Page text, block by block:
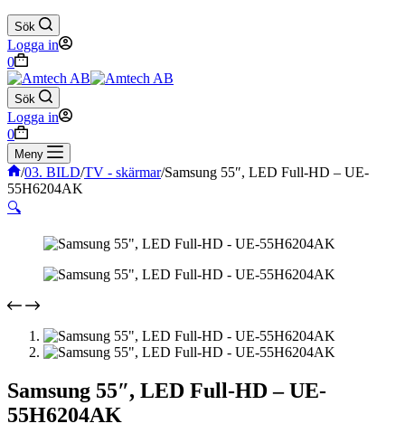
Sök
Logga in
Varukorg
0
Sök
Logga in
Varukorg
0
Meny
Hem
/03. BILD/TV - skärmar/Samsung 55″, LED Full-HD – UE-
55H6204AK
🔍
Samsung 55″, LED Full-HD – UE-
55H6204AK